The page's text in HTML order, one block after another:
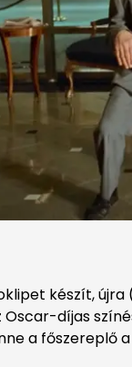
készít,
díjas
a főszereplő